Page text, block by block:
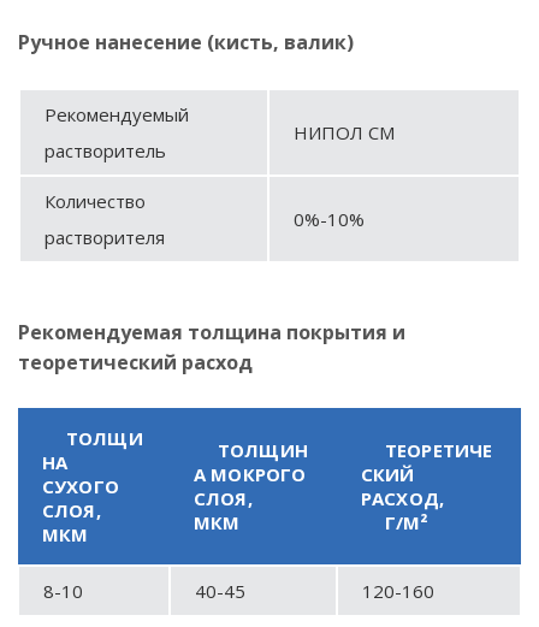
Ручное нанесение (кисть, валик)
Рекомендуемый
растворитель
НИПОЛ СМ
Количество
растворителя
0%-10%
Рекомендуемая толщина покрытия и
теоретический расход
ТОЛЩИ
НА
СУХОГО
СЛОЯ,
МКМ
ТОЛЩИН
А МОКРОГО
СЛОЯ,
МКМ
ТЕОРЕТИЧЕ
СКИЙ
РАСХОД,
Г/М²
8-10 40-45 120-160